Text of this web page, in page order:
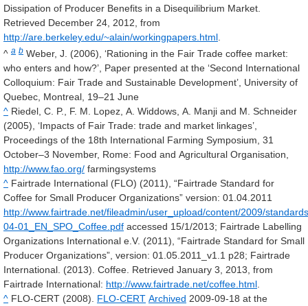
Dissipation of Producer Benefits in a Disequilibrium Market.
Retrieved December 24, 2012, from
http://are.berkeley.edu/~alain/workingpapers.html
^ a b Weber, J. (2006), ‘Rationing in the Fair Trade coffee market:
who enters and how?’, Paper presented at the ‘Second International
Colloquium: Fair Trade and Sustainable Development’, University of
Quebec, Montreal, 19–21 June
^ Riedel, C. P., F. M. Lopez, A. Widdows, A. Manji and M. Schneider
(2005), ‘Impacts of Fair Trade: trade and market linkages’,
Proceedings of the 18th International Farming Symposium, 31
October–3 November, Rome: Food and Agricultural Organisation,
http://www.fao.org/ farmingsystems
^ Fairtrade International (FLO) (2011), “Fairtrade Standard for
Coffee for Small Producer Organizations” version: 01.04.2011
http://www.fairtrade.net/fileadmin/user_upload/content/2009/
04-01_EN_SPO_Coffee.pdf accessed 15/1/2013; Fairtrade Labelling
Organizations International e.V. (2011), “Fairtrade Standard for Small
Producer Organizations”, version: 01.05.2011_v1.1 p28; Fairtrade
International. (2013). Coffee. Retrieved January 3, 2013, from
Fairtrade International: http://www.fairtrade.net/coffee.html
^ FLO-CERT (2008). FLO-CERT Archived 2009-09-18 at the